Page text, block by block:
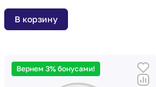
В корзину
Вернем 3% бонусами!